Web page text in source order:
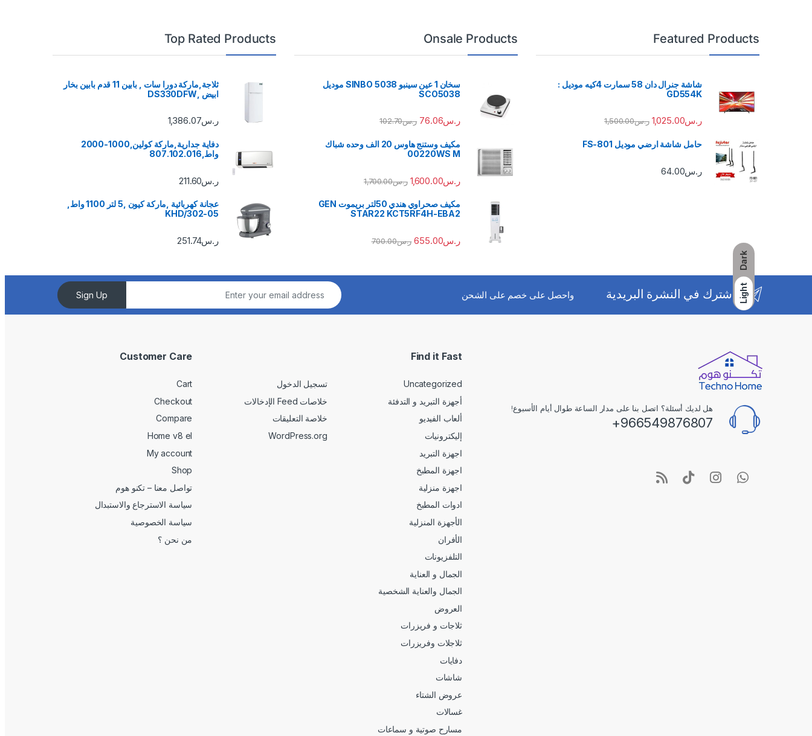
Dark
Light
Featured Products
شاشة جنرال دان 58 سمارت 4كيه موديل :
GD554K
ر.س1,025.00 ر.س1,500.00
حامل شاشة ارضي موديل FS-801
ر.س64.00
Onsale Products
سخان 1 عين سينبو 5038 SINBO موديل
SCO5038
ر.س76.06 ر.س102.70
مكيف وستنج هاوس 20 الف وحده شباك
00220WS M
ر.س1,600.00 ر.س1,700.00
مكيف صحراوي هندي 50لتر بريموت GEN
STAR22 KCT5RF4H-EBA2
ر.س655.00 ر.س700.00
Top Rated Products
ثلاجة,ماركة دورا سات , بابين 11 قدم بابين بخار
ابيض ,DS330DFW
ر.س1,386.07
دفاية جدارية,ماركة كولين,1000-2000
واط,807.102.016
ر.س211.60
عجانة كهربائية ,ماركة كيون ,5 لتر 1100 واط,
KHD/302-05
ر.س251.74
اشترك في النشرة البريدية واحصل على خصم على الشحن Sign Up
هل لديك أسئلة؟ اتصل بنا على مدار الساعة طوال أيام الأسبوع!
Find it Fast
Uncategorized
أجهزة التبريد و التدفئة
ألعاب الفيديو
إليكترونيات
اجهزة التبريد
اجهزة المطبخ
اجهزة منزلية
ادوات المطبخ
الأجهزة المنزلية
الأفران
التلفزيونات
الجمال و العناية
الجمال والعناية الشخصية
العروض
ثلاجات و فريزرات
ثلاجلات وفريزرات
دفايات
شاشات
عروض الشتاء
غسالات
مسارح صوتية و سماعات
تسجيل الدخول
خلاصات Feed الإدخالات
خلاصة التعليقات
WordPress.org
Customer Care
Cart
Checkout
Compare
Home v8 el
My account
Shop
تواصل معنا – تكنو هوم
سياسة الاسترجاع والاستبدال
سياسة الخصوصية
من نحن ؟